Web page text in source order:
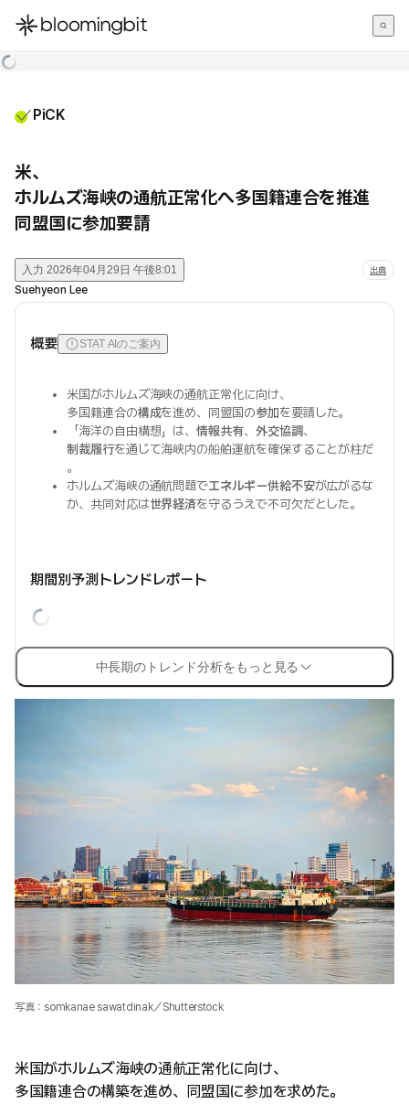
한국어
PiCK
米、
ホルムズ海峡の通航正常化へ多国籍連合を推進
同盟国に参加要請
入力 2026年04月29日 午後8:01 出典
Suehyeon Lee
概要 STAT AIのご案内
米国がホルムズ海峡の通航正常化に向け、
多国籍連合の構成を進め、同盟国の参加を要請した。
「海洋の自由構想」は、情報共有、 外交協調、
制裁履行を通じて海峡内の船舶運航を確保することが柱だ
。
ホルムズ海峡の通航問題でエネルギー供給不安が広がるな
か、共同対応は世界経済を守るうえで不可欠だとした。
期間別予測トレンドレポート
中長期のトレンド分析をもっと見る
写真：somkanae sawatdinak／Shutterstock
米国がホルムズ海峡の通航正常化に向け、
多国籍連合の構築を進め、同盟国に参加を求めた。